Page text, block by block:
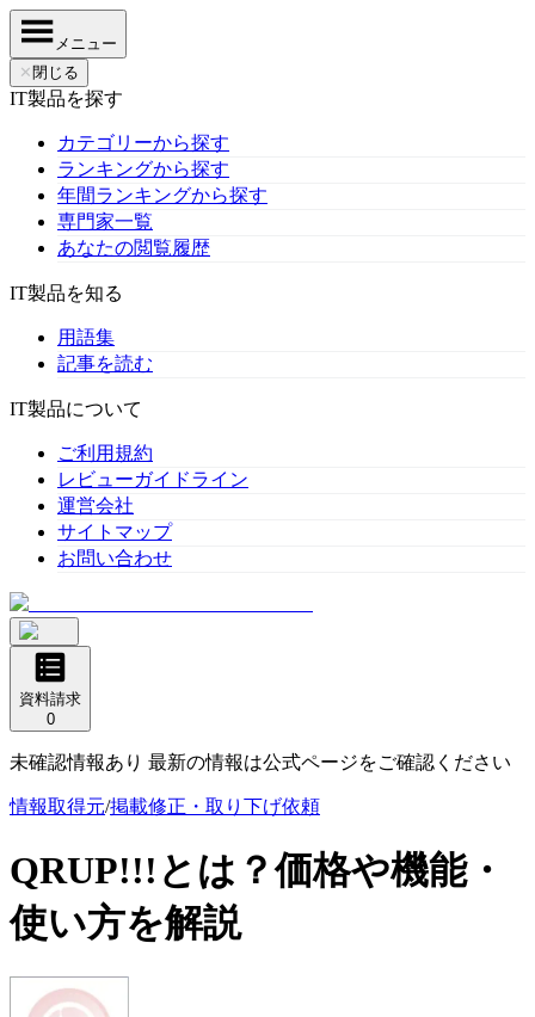
メニュー
✕ 閉じる
IT製品を探す
カテゴリーから探す
ランキングから探す
年間ランキングから探す
専門家一覧
あなたの閲覧履歴
IT製品を知る
用語集
記事を読む
IT製品について
ご利用規約
レビューガイドライン
運営会社
サイトマップ
お問い合わせ
資料請求
0
未確認情報あり 最新の情報は公式ページをご確認ください
情報取得元/掲載修正・取り下げ依頼
QRUP!!! とは？価格や機能・
使い方を解説